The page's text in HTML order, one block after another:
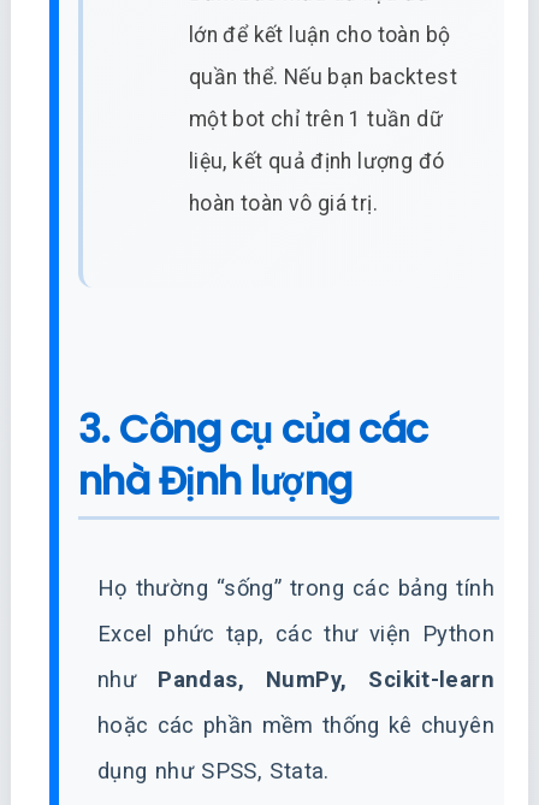
lớn để kết luận cho toàn bộ
quần thể. Nếu bạn backtest
một bot chỉ trên 1 tuần dữ
liệu, kết quả định lượng đó
hoàn toàn vô giá trị.
3. Công cụ của các
nhà Định lượng
Họ thường “sống” trong các bảng tính
Excel phức tạp, các thư viện Python
như Pandas, NumPy, Scikit-learn
hoặc các phần mềm thống kê chuyên
dụng như SPSS, Stata.